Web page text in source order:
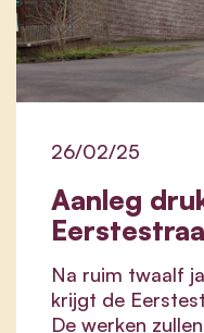
Aanleg
26/02/25
Na ruim twaalf
krijgt de
De werken